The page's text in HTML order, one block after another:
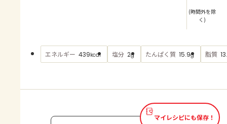
(時間外を除
く)
エネルギー 439kcal 塩分 2g たんぱく質 15.9g 脂質
マイレシピにも保存！